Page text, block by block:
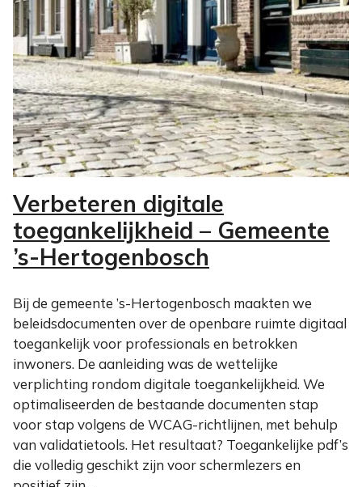
Verbeteren digitale
toegankelijkheid – Gemeente
’s-Hertogenbosch
Bij de gemeente ’s-Hertogenbosch maakten we
beleidsdocumenten over de openbare ruimte digitaal
toegankelijk voor professionals en betrokken
inwoners. De aanleiding was de wettelijke
verplichting rondom digitale toegankelijkheid. We
optimaliseerden de bestaande documenten stap
voor stap volgens de WCAG-richtlijnen, met behulp
van validatietools. Het resultaat? Toegankelijke pdf’s
die volledig geschikt zijn voor schermlezers en